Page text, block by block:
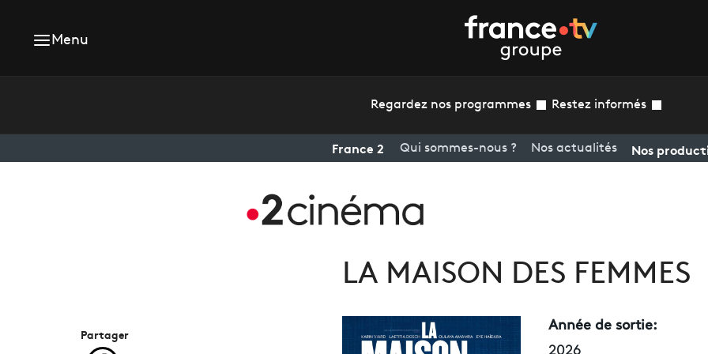
Menu
Regardez nos programmes Restez informés
France 2 Qui sommes-nous ? Nos actualités Nos
LA MAISON DES FEMMES
Année de sortie:
2026
Partager